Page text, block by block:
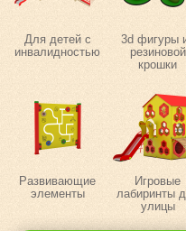
Для детей с
инвалидностью
3d фигуры
резиновой
крошки
Развивающие
элементы
Игровые
лабиринты
улицы